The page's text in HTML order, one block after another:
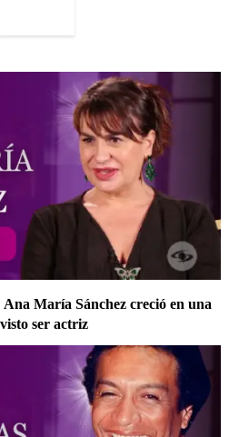
María Sánchez creció en una
ser actriz